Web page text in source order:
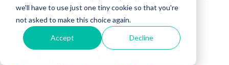
we'll have to use just one tiny cookie so that you're
not asked to make this choice again.
Accept Decline